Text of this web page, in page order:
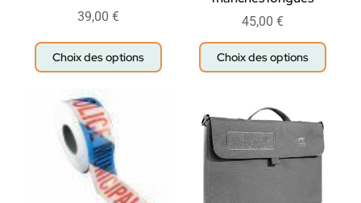
39,00 €
Choix des options
45,00 €
Choix des options